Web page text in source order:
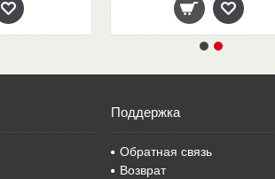
Поддержка
Обратная связь
Возврат